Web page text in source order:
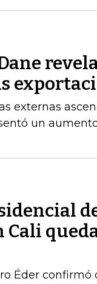
externas
un
Cali
Éder confirmó